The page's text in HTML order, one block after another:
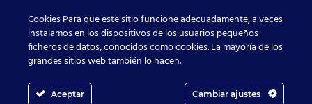
Club Melilla Baloncesto 2021
InstagramYouTube
Cookies Para que este sitio funcione adecuadamente, a veces
instalamos en los dispositivos de los usuarios pequeños
ficheros de datos, conocidos como cookies. La mayoría de los
grandes sitios web también lo hacen.
Aceptar Cambiar ajustes